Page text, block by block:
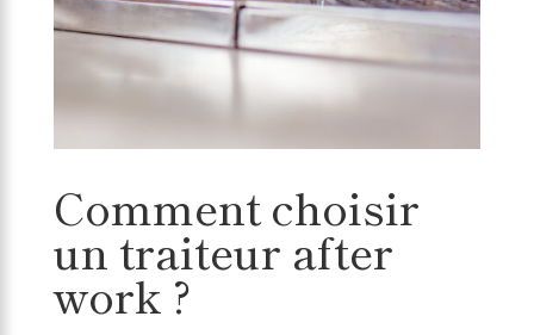
Comment choisir
un traiteur after
work ?